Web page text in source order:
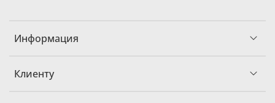
Информация
Клиенту